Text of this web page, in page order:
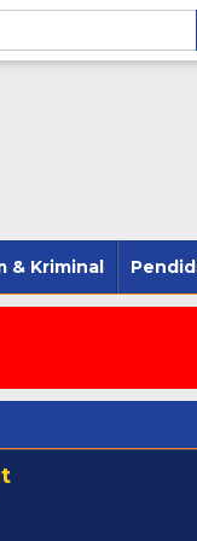
& Kriminal